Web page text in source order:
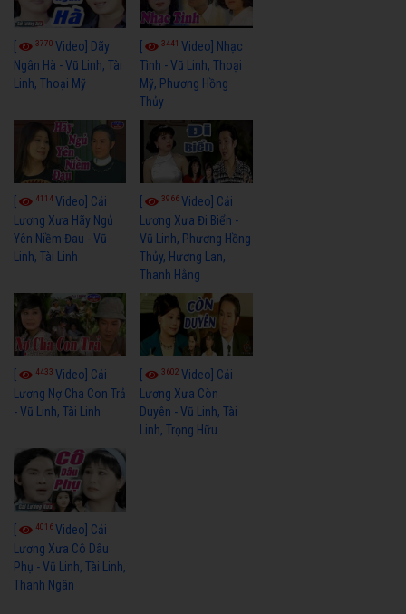
3770 Video] Dãy
Ngân Hà - Vũ Linh, Tài
Linh, Thoại Mỹ
3441Video] Nhạc
Tình - Vũ Linh, Thoại
Mỹ, Phương Hồng
Thủy
4114Video] Cải
Lương Xưa Hãy Ngủ
Yên Niềm Đau - Vũ
Linh, Tài Linh
3966Video] Cải
Lương Xưa Đi Biển -
Vũ Linh, Phương Hồng
Thủy, Hương Lan,
Thanh Hằng
4433 Video] Cải
Lương Nợ Cha Con Trả
- Vũ Linh, Tài Linh
3602Video] Cải
Lương Xưa Còn
Duyên - Vũ Linh, Tài
Linh, Trọng Hữu
[ 4016Video] Cải
Lương Xưa Cô Dâu
Phụ - Vũ Linh, Tài Linh,
Thanh Ngân